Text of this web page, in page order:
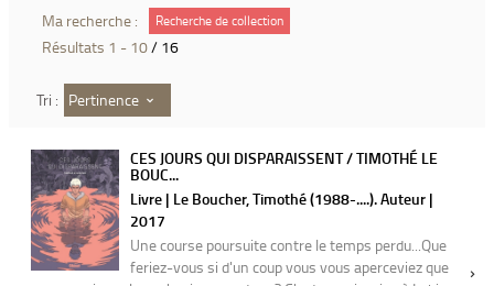
Ma recherche : Recherche de collection
Résultats 1 - 10/ 16
Tri : Pertinence
CES JOURS QUI DISPARAISSENT / TIMOTHÉ LE
BOUC...
Livre | Le Boucher, Timothé (1988-....). Auteur |
2017
Une course poursuite contre le temps perdu...Que
feriez-vous si d'un coup vous vous aperceviez que